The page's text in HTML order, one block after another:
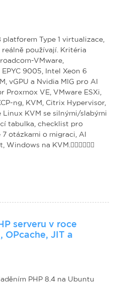
Type 1 virtualizace,
používají. Kritéria
VMware,
9005, Intel Xeon 6
vGPU a Nvidia MIG pro AI
Proxmox VE, VMware ESXi,
ng, KVM, Citrix Hypervisor,
Linux KVM se silnými/slabými
tabulka, checklist pro
7 otázkami o migraci, AI
Windows na KVM.
serveru v roce
OPcache, JIT a
PHP 8.4 na Ubuntu